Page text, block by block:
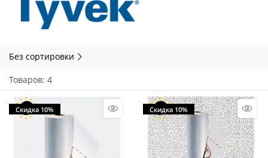
Без сортировки
Товаров: 4
Скидка 10% Скидка 10%